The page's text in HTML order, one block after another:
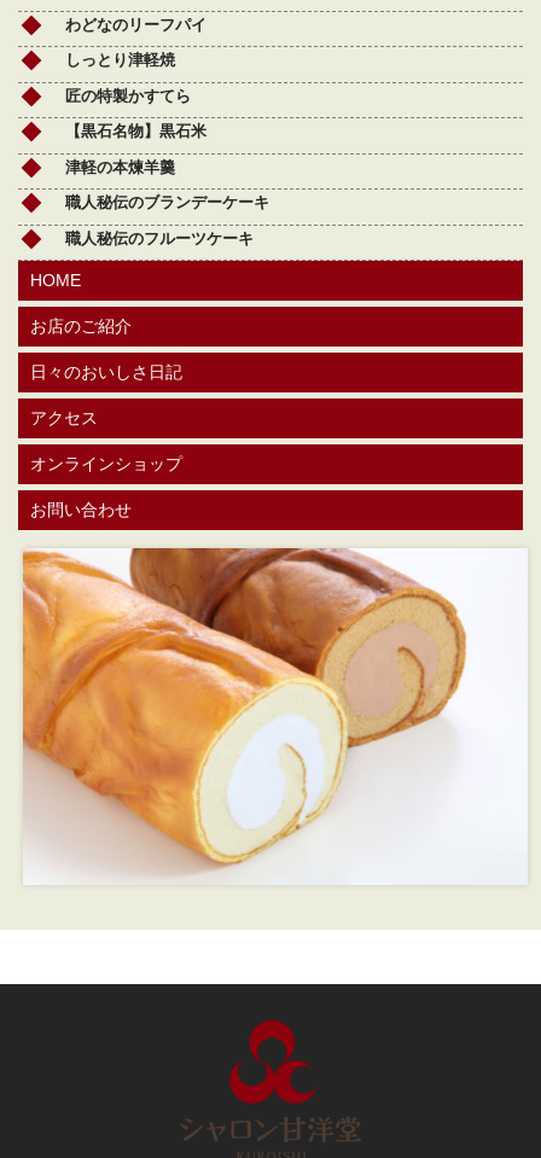
わどなのリーフパイ
しっとり津軽焼
匠の特製かすてら
【黒石名物】黒石米
津軽の本煉羊羹
職人秘伝のブランデーケーキ
職人秘伝のフルーツケーキ
HOME
お店のご紹介
日々のおいしさ日記
アクセス
オンラインショップ
お問い合わせ